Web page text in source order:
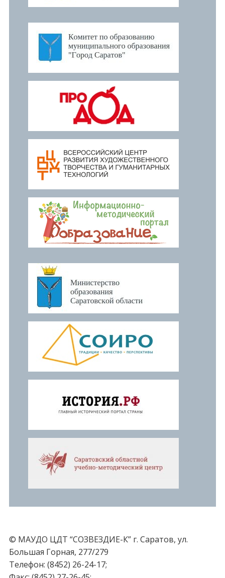
© МАУДО ЦДТ “СОЗВЕЗДИЕ-К” г. Саратов, ул.
Большая Горная, 277/279
Телефон: (8452) 26-24-17;